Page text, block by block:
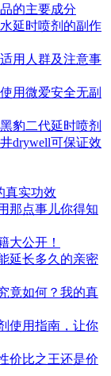
的主要成分
延时喷剂的副作
用人群及注意事
用微爱安全无副
豹二代延时喷剂
drywell可保证效
真实功效
那点事儿你得知
大公开！
延长多久的亲密
竟如何？我的真
使用指南，让你
价比之王还是价